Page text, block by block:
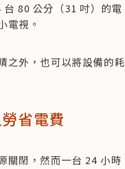
80 公分（31 吋）的電
電視。
之外，也可以將設備的耗
省電費
關閉，然而一台 24 小時